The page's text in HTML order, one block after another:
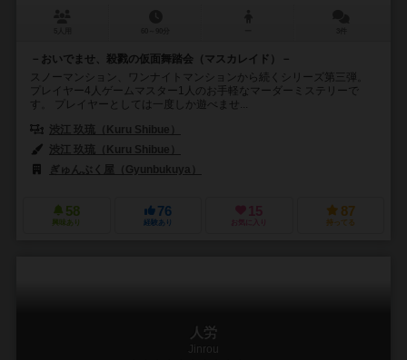
－おいでませ、殺戮の仮面舞踏会（マスカレイド）－
スノーマンション、ワンナイトマンションから続くシリーズ第三弾。
プレイヤー4人ゲームマスター1人のお手軽なマーダーミステリーで
す。 プレイヤーとしては一度しか遊べませ...
渋江 玖琉（Kuru Shibue）
渋江 玖琉（Kuru Shibue）
ぎゅんぶく屋（Gyunbukuya）
58
興味あり
76
経験あり
15
お気に入り
87
持ってる
人労
Jinrou